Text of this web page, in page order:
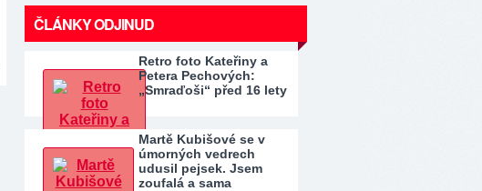
ČLÁNKY ODJINUD
Retro foto Kateřiny a
Petera Pechových:
„Smraďoši“ před 16 lety
Martě Kubišové se v
úmorných vedrech
udusil pejsek. Jsem
zoufalá a sama